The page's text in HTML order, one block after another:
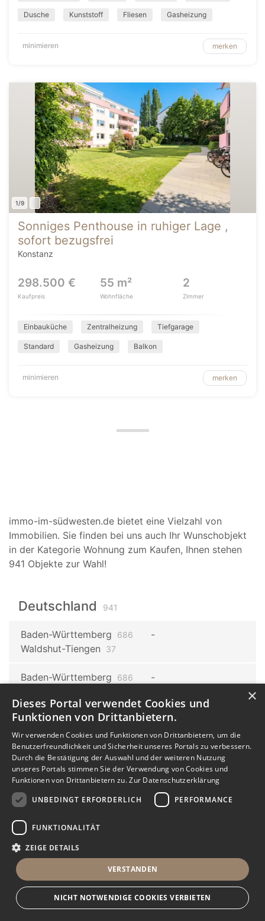
Dusche Kunststoff Fliesen Gasheizung
minimieren merken
1/9
Sonniges Penthouse in ruhiger Lage ,
sofort bezugsfrei
Konstanz
298.500 €
Kaufpreis
55 m²
Wohnfläche
2
Zimmer
Einbauküche Zentralheizung Tiefgarage
Standard Gasheizung Balkon
minimieren merken
immo-im-südwesten.de bietet eine Vielzahl von
Immobilien. Sie finden bei uns auch Ihr Wunschobjekt
in der Kategorie Wohnung zum Kaufen, Ihnen stehen
941 Objekte zur Wahl!
Deutschland 941
Baden-Württemberg 686
Waldshut-Tiengen 37
Baden-Württemberg 686
Wolpertswende
Mochenwangen 1
Baden-Württemberg 686
Horb am Neckar 3
Baden-Württemberg
Stuttgart 16
Stuttgart
Stuttgart
Kräherwald
1
Steinhaldenfeld
×
Dieses Portal verwendet Cookies und
Funktionen von Drittanbietern.
Wir verwenden Cookies und Funktionen von Drittanbietern, um die
Benutzerfreundlichkeit und Sicherheit unseres Portals zu verbessern.
Durch die Bestätigung der Auswahl und der weiteren Nutzung
unseres Portals stimmen Sie der Verwendung von Cookies und
Funktionen von Drittanbietern zu.Zur Datenschutzerklärung
UNBEDINGT ERFORDERLICH
PERFORMANCE
FUNKTIONALITÄT
ZEIGE DETAILS
VERSTANDEN
NICHT NOTWENDIGE COOKIES VERBIETEN